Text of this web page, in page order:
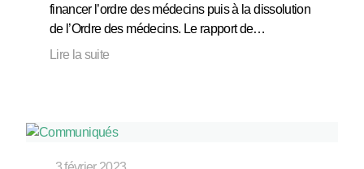
financer l’ordre des médecins puis à la dissolution
de l’Ordre des médecins. Le rapport de…
Lire la suite